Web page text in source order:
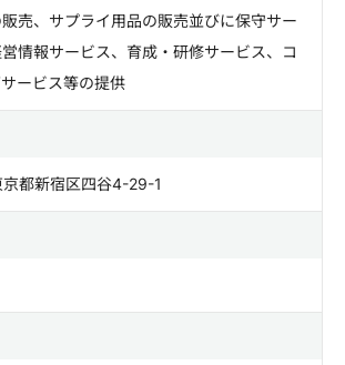
売、サプライ用品の販売並びに保守サー
情報サービス、育成・研修サービス、コ
ービス等の提供
都新宿区四谷4-29-1